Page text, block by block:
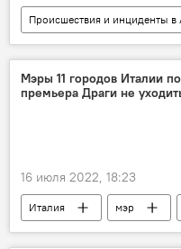
Происшествия и инциденты в
стрельба
полиция
Новости Армения
Мэры 11 городов Италии
премьера Драги не
16 июля 2022, 18:23
Италия мэр
премьер-министр